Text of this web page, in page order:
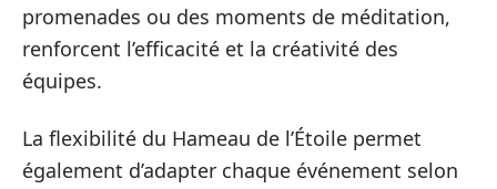
promenades ou des moments de méditation,
renforcent l’efficacité et la créativité des
équipes.
La flexibilité du Hameau de l’Étoile permet
également d’adapter chaque événement selon